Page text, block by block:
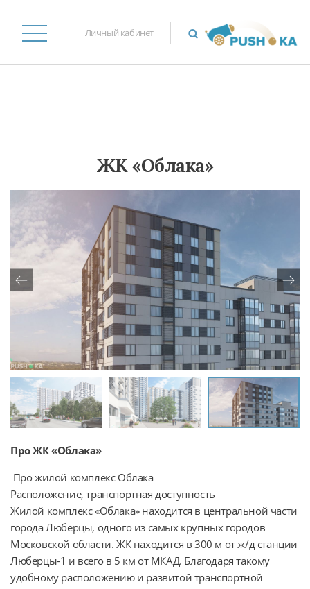
Личный кабинет
Про ЖК «Облака»
Расположение, транспортная доступность
Жилой комплекс «Облака» находится в центральной части
города Люберцы, одного из самых крупных городов
Московской области. ЖК находится в 300 м от ж/д станции
Люберцы-1 и всего в 5 км от МКАД. Благодаря такому
удобному расположению и развитой транспортной
ЖК «Облака»